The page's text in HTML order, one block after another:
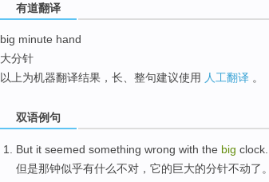
有道翻译
big minute hand
大分针
以上为机器翻译结果，长、整句建议使用 人工翻译 。
双语例句
But it seemed something wrong with the big clock
但是那钟似乎有什么不对 ，它的巨大的分针不动了 。